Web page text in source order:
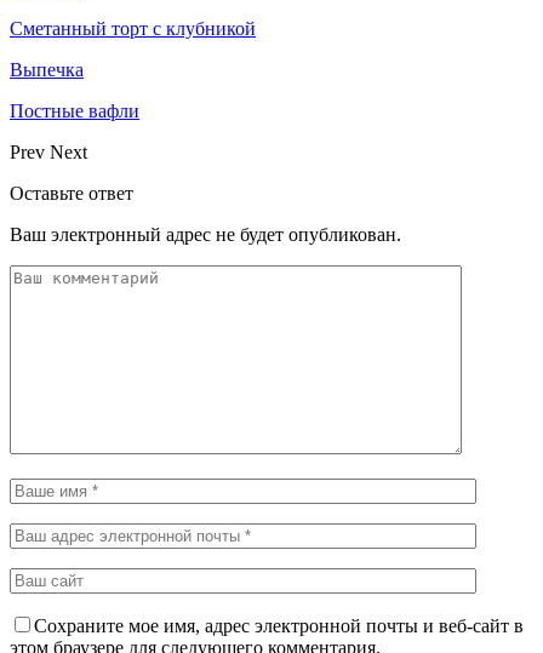
Сметанный торт с клубникой
Выпечка
Постные вафли
Prev Next
Оставьте ответ
Ваш электронный адрес не будет опубликован.
Сохраните мое имя, адрес электронной почты и веб-сайт в
этом браузере для следующего комментария.